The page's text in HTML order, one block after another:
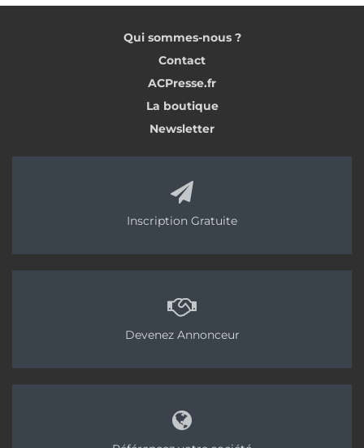
Qui sommes-nous ?
Contact
ACPresse.fr
La boutique
Newsletter
Inscription Gratuite
Devenez Annonceur